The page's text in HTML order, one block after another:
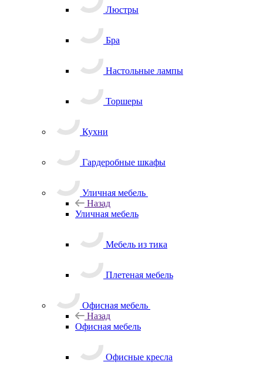
Люстры
Бра
Настольные лампы
Торшеры
Кухни
Гардеробные шкафы
Уличная мебель
Назад
Уличная мебель
Мебель из тика
Плетеная мебель
Офисная мебель
Назад
Офисная мебель
Офисные кресла